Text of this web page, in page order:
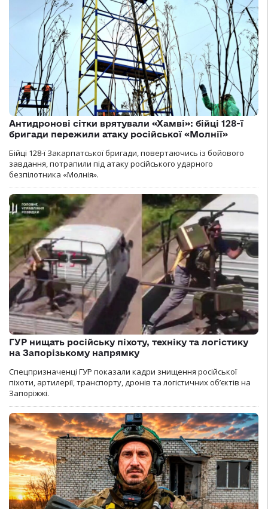
Антидронові сітки врятували «Хамві»: бійці 128-ї
бригади пережили атаку російської «Молнії»
Бійці 128-ї Закарпатської бригади, повертаючись із бойового
завдання, потрапили під атаку російського ударного
безпілотника «Молнія».
ГУР нищать російську піхоту, техніку та логістику
на Запорізькому напрямку
Спецпризначенці ГУР показали кадри знищення російської
піхоти, артилерії, транспорту, дронів та логістичних об’єктів на
Запоріжжі.